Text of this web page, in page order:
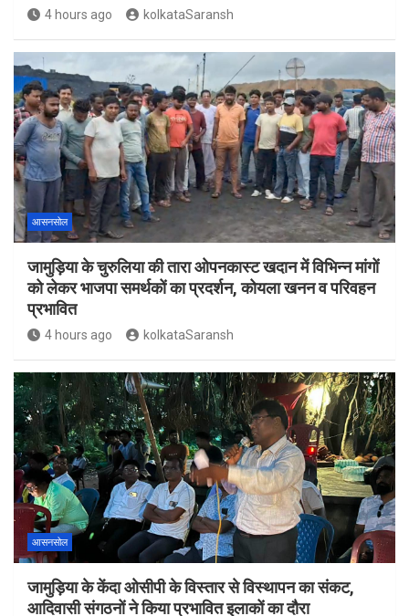
4 hours ago kolkataSaransh
आसनसोल
जामुड़िया के चुरुलिया की तारा ओपनकास्ट खदान में विभिन्न मांगों
को लेकर भाजपा समर्थकों का प्रदर्शन, कोयला खनन व परिवहन
प्रभावित
4 hours ago kolkataSaransh
आसनसोल
जामुड़िया के केंदा ओसीपी के विस्तार से विस्थापन का संकट,
आदिवासी संगठनों ने किया प्रभावित इलाकों का दौरा